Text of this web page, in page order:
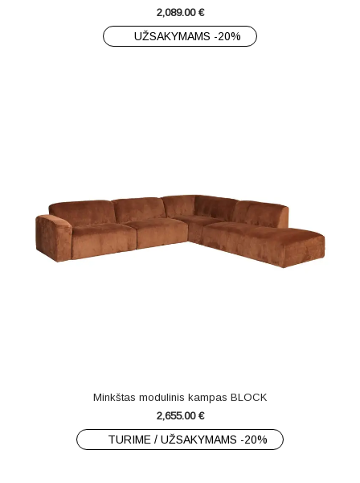
2,089.00 €
UŽSAKYMAMS -20%
Minkštas modulinis kampas BLOCK
2,655.00 €
TURIME / UŽSAKYMAMS -20%